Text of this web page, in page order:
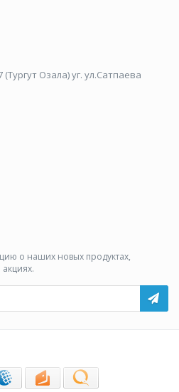
Озала) уг. ул.Сатпаева
о наших новых продуктах,